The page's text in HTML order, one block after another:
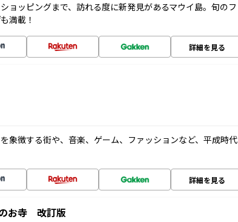
ョッピングまで、訪れる度に新発見があるマウイ島。旬のフ
満載！
詳細を見る
象徴する街や、音楽、ゲーム、ファッションなど、平成時代
詳細を見る
お寺 改訂版